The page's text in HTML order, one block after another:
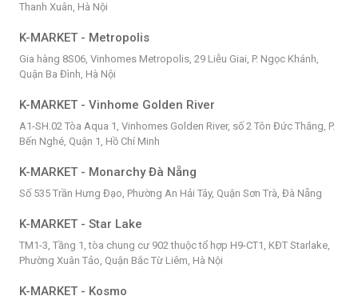
Thanh Xuân, Hà Nội
K-MARKET - Metropolis
Gia hàng 8S06, Vinhomes Metropolis, 29 Liễu Giai, P. Ngọc Khánh,
Quận Ba Đình, Hà Nội
K-MARKET - Vinhome Golden River
A1-SH.02 Tòa Aqua 1, Vinhomes Golden River, số 2 Tôn Đức Thắng, P.
Bến Nghé, Quận 1, Hồ Chí Minh
K-MARKET - Monarchy Đà Nẵng
Số 535 Trần Hưng Đạo, Phường An Hải Tây, Quận Sơn Trà, Đà Nẵng
K-MARKET - Star Lake
TM1-3, Tầng 1, tòa chung cư 902 thuộc tổ hợp H9-CT1, KĐT Starlake,
Phường Xuân Tảo, Quận Bắc Từ Liêm, Hà Nội
K-MARKET - Kosmo